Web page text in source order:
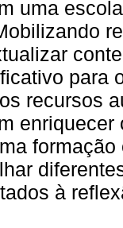
uma
para
recursos
à